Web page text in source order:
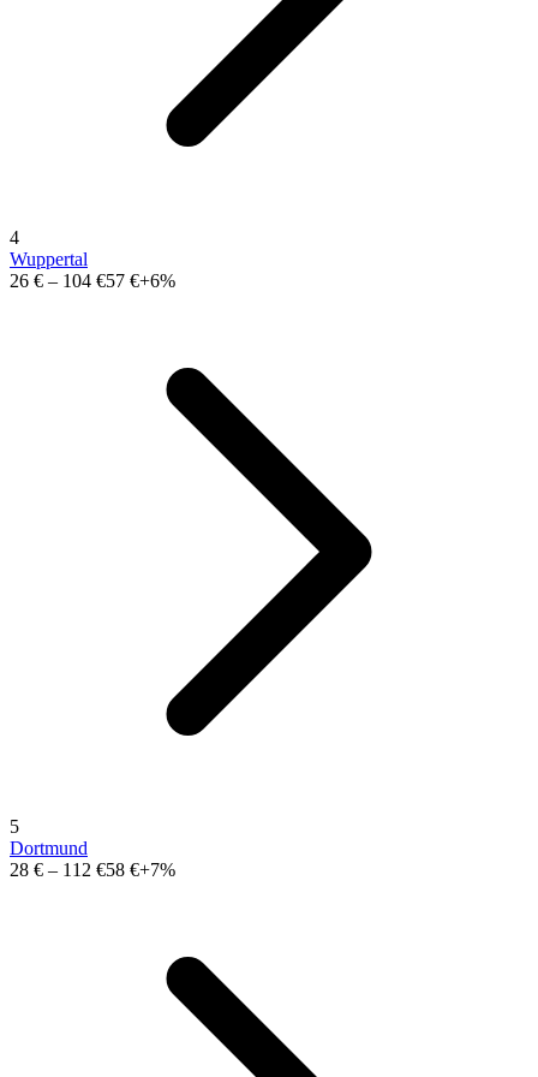
4
Wuppertal
26 € – 104 €57 €+6%
5
Dortmund
28 € – 112 €58 €+7%